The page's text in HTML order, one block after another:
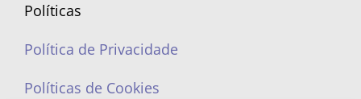
Políticas
Política de Privacidade
Políticas de Cookies